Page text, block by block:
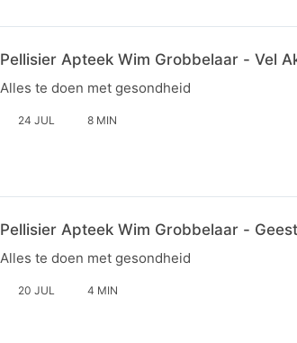
Pellisier Apteek Wim Grobbelaar - Vel
Alles te doen met gesondheid
24 JUL 8 MIN
Pellisier Apteek Wim Grobbelaar -
Alles te doen met gesondheid
20 JUL 4 MIN